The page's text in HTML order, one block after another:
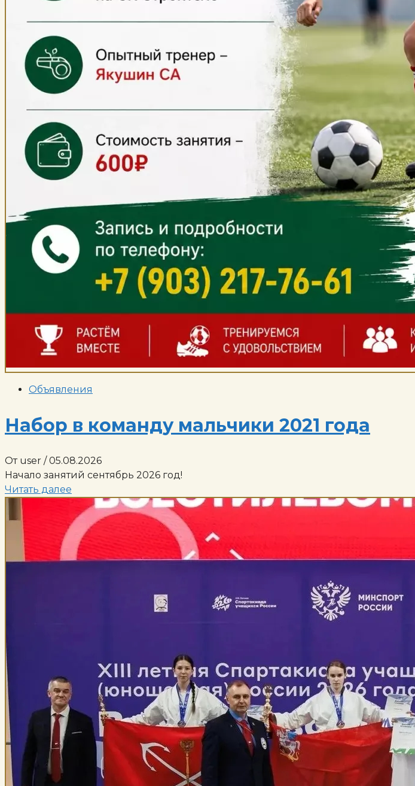
Объявления
Набор в команду мальчики 2021 года
От user / 05.08.2026
Начало занятий сентябрь 2026 год!
Читать далее